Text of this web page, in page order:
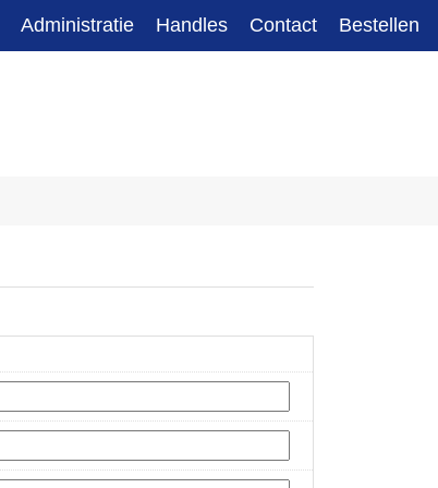
Administratie Handles Contact Bestellen